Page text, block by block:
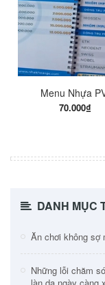
Menu Nhựa
70.000₫
DANH MỤC
Ăn chơi không sợ
Những lỗi chăm